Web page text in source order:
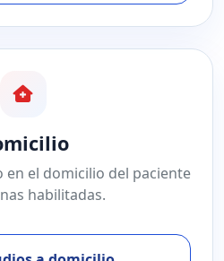
en el domicilio del paciente
habilitadas.